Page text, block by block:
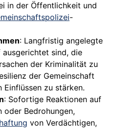
in der Öffentlichkeit und
-
: Langfristig angelegte
sind, die
der Kriminalität zu
der Gemeinschaft
Einflüssen zu stärken.
: Sofortige Reaktionen auf
oder Bedrohungen,
von Verdächtigen,